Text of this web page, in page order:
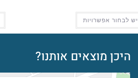
יש לבחור אפשרויות
היכן מוצאים אותנו?